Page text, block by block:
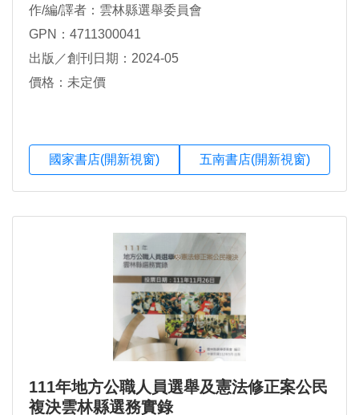
作/編/譯者：雲林縣選舉委員會
GPN：4711300041
出版／創刊日期：2024-05
價格：未定價
國家書店(開新視窗) 五南書店(開新視窗)
111年地方公職人員選舉及憲法修正案公民
複決雲林縣選務實錄